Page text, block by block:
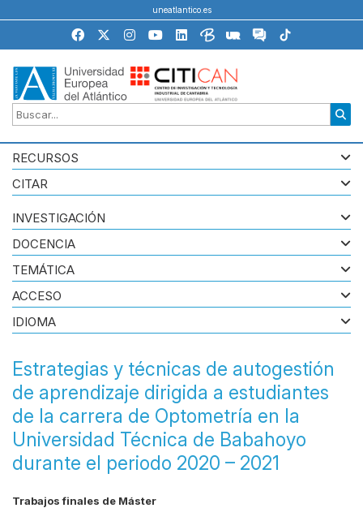
uneatlantico.es
RECURSOS
CITAR
Estrategias y técnicas de autogestión
de aprendizaje dirigida a estudiantes
de la carrera de Optometría en la
Universidad Técnica de Babahoyo
durante el periodo 2020 – 2021
Trabajos finales de Máster
INVESTIGACIÓN
DOCENCIA
TEMÁTICA
ACCESO
IDIOMA